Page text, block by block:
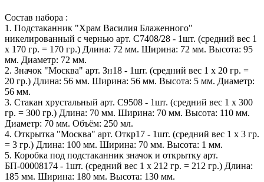
Состав набора :
1. Подстаканник "Храм Василия Блаженного"
никелированный с чернью арт. С7408/28 - 1шт. (средний вес 1
х 170 гр. = 170 гр.) Длина: 72 мм. Ширина: 72 мм. Высота: 95
мм. Диаметр: 72 мм.
2. Значок "Москва" арт. Зн18 - 1шт. (средний вес 1 х 20 гр. =
20 гр.) Длина: 56 мм. Ширина: 56 мм. Высота: 5 мм. Диаметр:
56 мм.
3. Стакан хрустальный арт. С9508 - 1шт. (средний вес 1 х 300
гр. = 300 гр.) Длина: 70 мм. Ширина: 70 мм. Высота: 110 мм.
Диаметр: 70 мм. Объём: 250 мл.
4. Открытка "Москва" арт. Откр17 - 1шт. (средний вес 1 х 3 гр.
= 3 гр.) Длина: 100 мм. Ширина: 70 мм. Высота: 1 мм.
5. Коробка под подстаканник значок и открытку арт.
БП-00008174 - 1шт. (средний вес 1 х 212 гр. = 212 гр.) Длина:
185 мм. Ширина: 180 мм. Высота: 130 мм.